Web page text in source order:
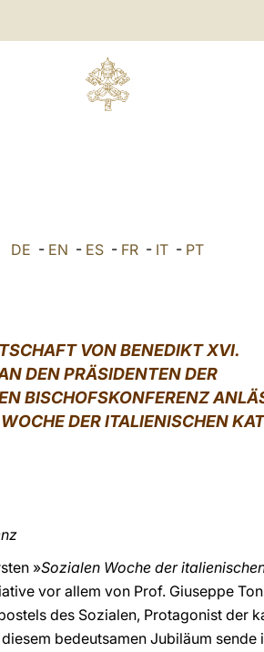
DE - EN - ES - FR - IT - PT
VONBENEDIKT XVI.
DEN PRÄSIDENTEN DER
BISCHOFSKONFERENZ
DER ITALIENISCHEN
»Sozialen Woche der
vor allem von Prof. Giuseppe
des Sozialen, Protagonist der
bedeutsamen Jubiläum